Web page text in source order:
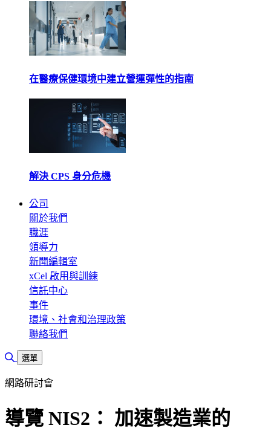
在醫療保健環境中建立營運彈性的指南
解決 CPS 身分危機
公司
關於我們
職涯
領導力
新聞編輯室
xCel 啟用與訓練
信託中心
事件
環境、社會和治理政策
聯絡我們
切換搜尋
選單
網路研討會
導覽 NIS2： 加速製造業的